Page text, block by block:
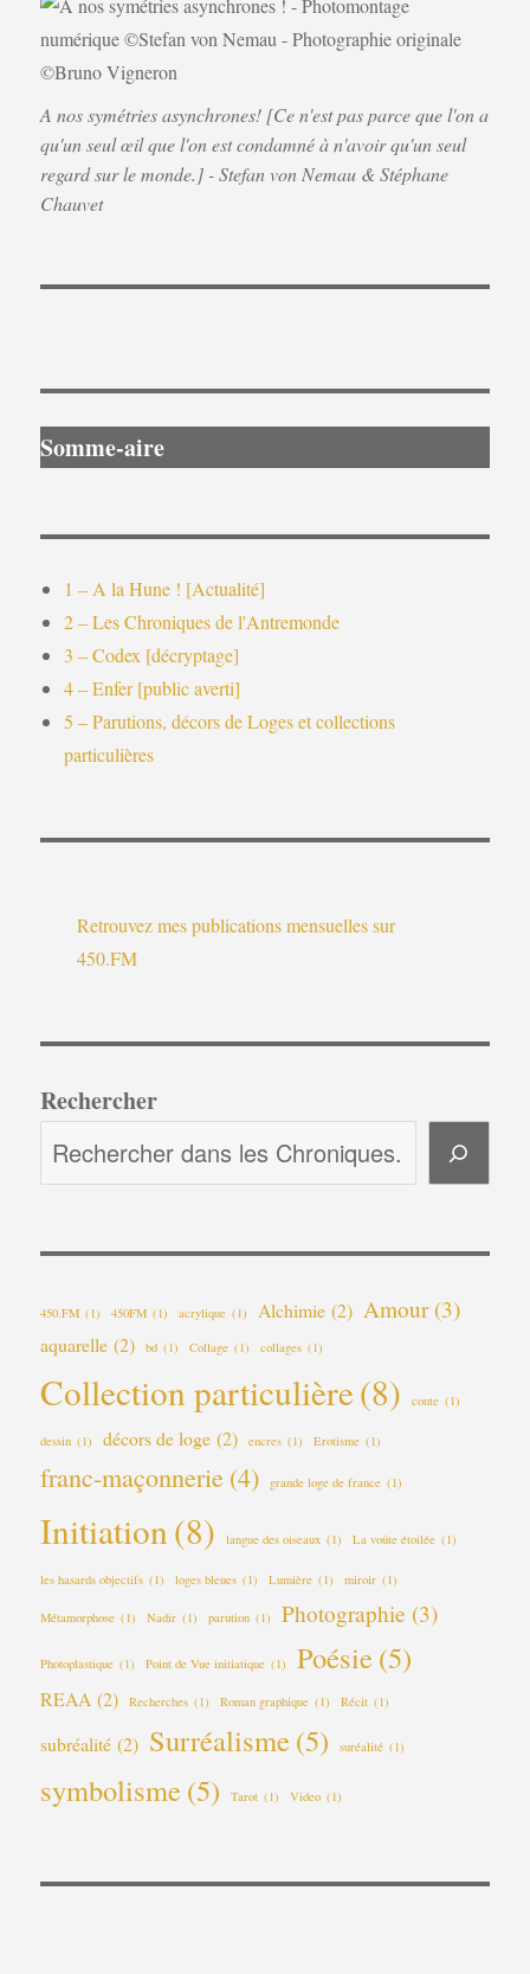
A nos symétries asynchrones! [Ce n'est pas parce que l'on a
qu'un seul œil que l'on est condamné à n'avoir qu'un seul
regard sur le monde.] - Stefan von Nemau & Stéphane
Chauvet
Somme-aire
1 – A la Hune ! [Actualité]
2 – Les Chroniques de l'Antremonde
3 – Codex [décryptage]
4 – Enfer [public averti]
5 – Parutions, décors de Loges et collections
particulières
Retrouvez mes publications mensuelles sur
450.FM
Rechercher
450.FM (1) 450FM (1) acrylique (1) Alchimie (2) Amour (3)
aquarelle (2) bd (1) Collage (1) collages (1)
Collection particulière(8) conte (1)
dessin (1) décors de loge (2) encres (1) Erotisme (1)
franc-maçonnerie (4) grande loge de france (1)
Initiation(8) langue des oiseaux (1) La voûte étoilée (1)
les hasards objectifs (1) loges bleues (1) Lumière (1) miroir (1)
Métamorphose (1) Nadir (1) parution (1) Photographie (3)
Photoplastique (1) Point de Vue initiatique (1) Poésie (5)
REAA (2) Recherches (1) Roman graphique (1) Récit (1)
subréalité (2) Surréalisme (5) suréalité (1)
symbolisme (5) Tarot (1) Video (1)